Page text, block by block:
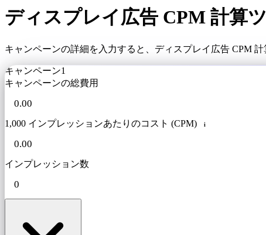
ディスプレイ広告 CPM 計算
キャンペーンの詳細を入力すると、ディスプレイ広告 CPM
キャンペーン1
キャンペーンの総費用
1,000 インプレッションあたりのコスト (CPM) i
インプレッション数